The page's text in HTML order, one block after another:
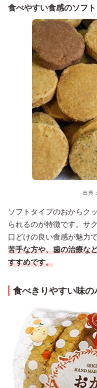
食べやすい食感のソフ
出典：
ソフトタイプのおからク
られるのが特徴です。サ
口どけの良い食感が魅力で
苦手な方や、歯の治療な
すすめです。
食べきりやすい味